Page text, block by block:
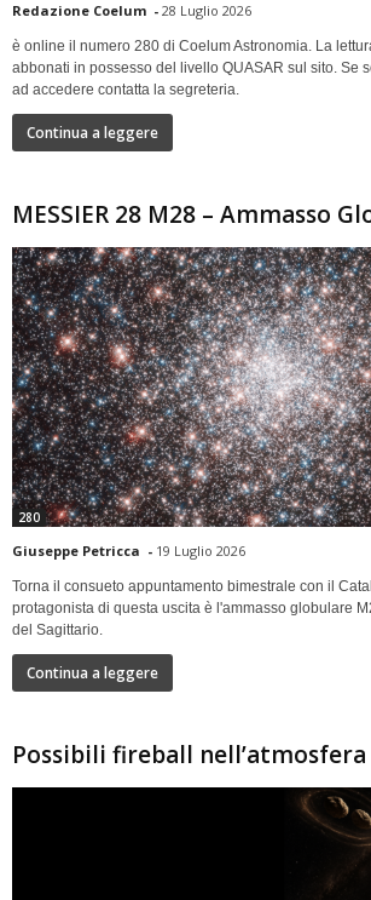
Redazione Coelum - 28 Luglio 2026
è online il numero 280 di Coelum Astronomia. La
abbonati in possesso del livello QUASAR sul sito. Se
ad accedere contatta la segreteria.
Continua a leggere
MESSIER 28 M28 – Ammasso
280
Giuseppe Petricca - 19 Luglio 2026
Torna il consueto appuntamento bimestrale con il
protagonista di questa uscita è l'ammasso globulare
del Sagittario.
Continua a leggere
Possibili fireball